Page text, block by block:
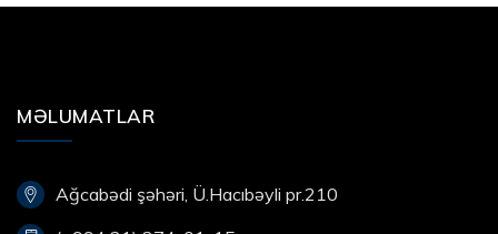
MƏLUMATLAR
Ağcabədi şəhəri, Ü.Hacıbəyli pr.210